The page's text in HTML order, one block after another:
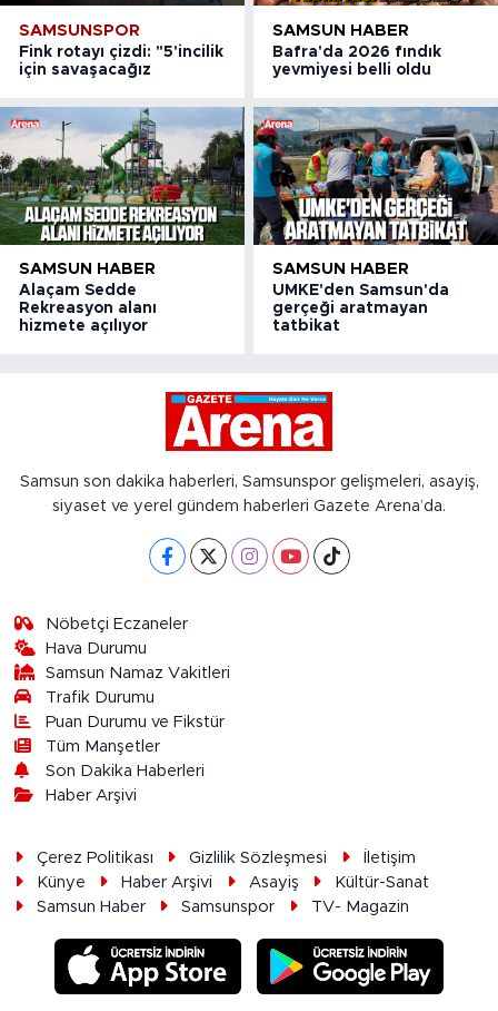
SAMSUNSPOR
Fink rotayı çizdi: "5'incilik
için savaşacağız
SAMSUN HABER
Bafra'da 2026 fındık
yevmiyesi belli oldu
SAMSUN HABER
Alaçam Sedde
Rekreasyon alanı
hizmete açılıyor
SAMSUN HABER
UMKE'den Samsun'da
gerçeği aratmayan
tatbikat
Samsun son dakika haberleri, Samsunspor gelişmeleri, asayiş,
siyaset ve yerel gündem haberleri Gazete Arena’da.
Nöbetçi Eczaneler
Hava Durumu
Samsun Namaz Vakitleri
Trafik Durumu
Puan Durumu ve Fikstür
Tüm Manşetler
Son Dakika Haberleri
Haber Arşivi
Çerez Politikası Gizlilik Sözleşmesi
İletişim
Künye
Haber Arşivi Asayiş
Kültür-Sanat
Samsun Haber
Samsunspor TV- Magazin